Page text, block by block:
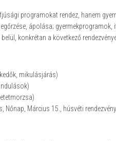
programokat rendez, hanem
ápolása; gyermekprogramok,
konkrétan a következő
mikulásjárás)
Nőnap, Március 15., húsvéti